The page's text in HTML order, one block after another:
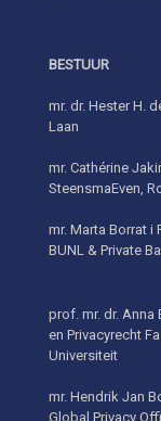
BESTUUR
mr. dr. Hester H.
Laan
mr. Cathérine
SteensmaEven,
mr. Marta Borrat i
BUNL & Private
prof. mr. dr. Anna
en Privacyrecht
Universiteit
mr. Hendrik Jan
Global Privacy